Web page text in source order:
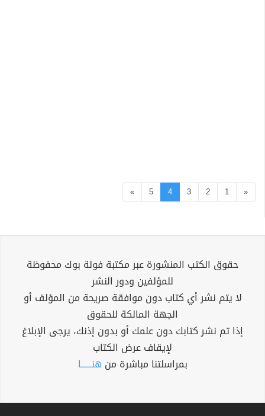
«
1
2
3
4
5
»
حقوق الكتب المنشورة عبر مكتبة فولة بوك محفوظة
للمؤلفين ودور النشر
لا يتم نشر أي كتاب دون موافقة صريحة من المؤلف أو
الجهة المالكة للحقوق
إذا تم نشر كتابك دون علمك أو بدون إذنك، يرجى الإبلاغ
لإيقاف عرض الكتاب
بمراسلتنا مباشرة من هنــــــا